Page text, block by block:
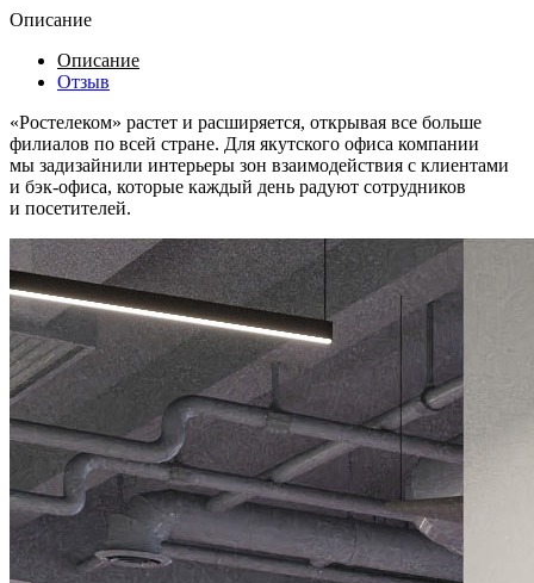
Описание
Описание
Отзыв
«Ростелеком» растет и расширяется, открывая все больше
филиалов по всей стране. Для якутского офиса компании
мы задизайнили интерьеры зон взаимодействия с клиентами
и бэк-офиса, которые каждый день радуют сотрудников
и посетителей.